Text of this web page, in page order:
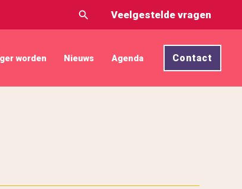
ZoekenVeelgestelde vragen
worden Nieuws Agenda Contact